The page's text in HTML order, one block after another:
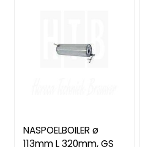
NASPOELBOILER ø
113mm L 320mm, GS